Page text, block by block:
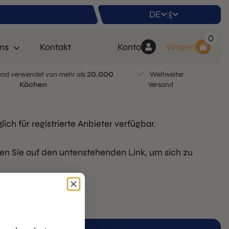
DE | £
Kontakt Konto
0
Wagen
verwendet von mehr als20.000
Köchen
Weltweiter
Versand
für registrierte Anbieter verfügbar.
Sie auf den untenstehenden Link, um sich zu